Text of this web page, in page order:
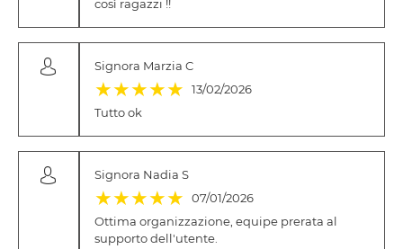
così ragazzi !!
Signora Marzia C
(*)
★ (*)
★ (*)
★ (*)
★ (*)
★
13/02/2026
Tutto ok
Signora Nadia S
(*)
★ (*)
★ (*)
★ (*)
★ (*)
★
07/01/2026
Ottima organizzazione, equipe prerata al
supporto dell'utente.